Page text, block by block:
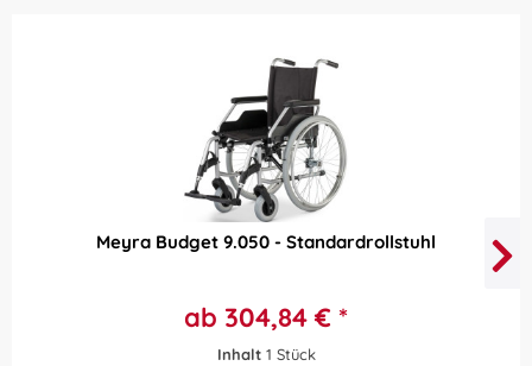
Meyra Budget 9.050 - Standardrollstuhl
ab 304,84 € *
Inhalt 1 Stück